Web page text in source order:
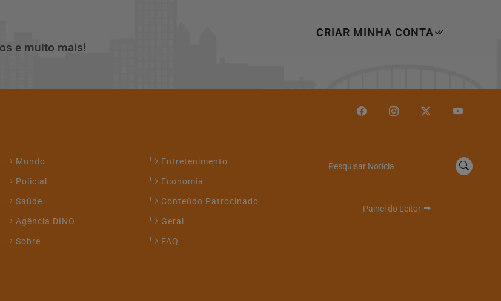
e muito mais!
CRIAR MINHA CONTA
Mundo
Entretenimento
Policial
Economia
Saúde
Conteúdo Patrocinado
Agência DINO
Geral
Sobre FAQ
Pesquisar Notícia
Painel do Leitor